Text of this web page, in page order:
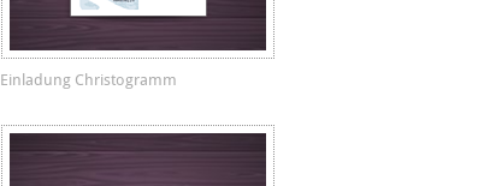
Einladung Christogramm